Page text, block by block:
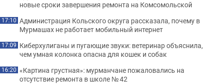
новые сроки завершения ремонта на Комсомольской
17:10 Администрация Кольского округа рассказала, почему в
Мурмашах не работает мобильный интернет
17:09 Киберхулиганы и пугающие звуки: ветеринар объяснила,
чем умная колонка опасна для кошек и собак
16:20 «Картина грустная»: мурманчане пожаловались на
отсутствие ремонта в школе № 42